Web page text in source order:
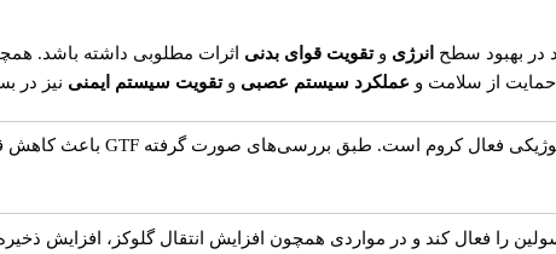
در بهبود سطح انرژی وتقویت قوای بدنی اثرات مطلوبی داشته باشد.
حمایت از سلامت و عملکرد سیستم عصبی وتقویت سیستم ایمنی نیز در
را فعال کند و در مواردی همچون افزایش انتقال گلوکز، افزایش